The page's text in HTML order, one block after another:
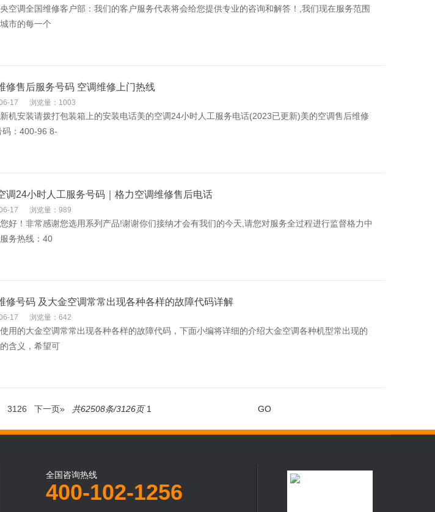
空调全国维修客户部：我们的客户服务代表将会给您提供专业的咨询和解答！,我们现在服务范围
市的每一个
修售后服务号码 空调维修上门热线
17 浏览量：1003
机安装请拨打包装箱上的安装电话美的空调24小时人工服务电话(2023已更新)美的空调售后维修
码：400-96 8-
调24小时人工服务号码｜格力空调维修售后电话
17 浏览量：989
好！非常感谢您选用系列产品!谢谢你们接纳才会有我们的今天,请您对服务全过程进行监督格力中
务热线：40
修号码 及大金空调常常出现各种各样的故障代码详解
17 浏览量：642
用的大金空调常常出现各种各样的故障代码，下面小编将详细的介绍大金空调各种机型常出现的
含义，希望可
3126 下一页» 共62508条/3126页
全国咨询热线
400-102-1256